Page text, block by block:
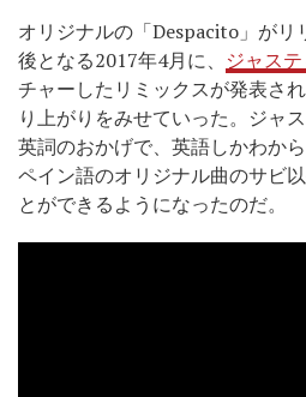
オリジナルの「Despacito」がリ
後となる2017年4月に、 ジャス
チャーしたリミックスが発表さ
り上がりをみせていった。ジャ
英詞のおかげで、英語しかわか
ペイン語のオリジナル曲のサビ
とができるようになったのだ。